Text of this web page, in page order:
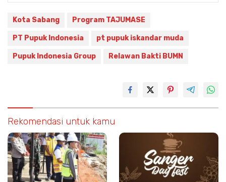
Kota Sabang Program TAJUMASE
PT Pupuk Indonesia pt pupuk iskandar muda
Pupuk Indonesia Group Relawan Bakti BUMN
Rekomendasi untuk kamu